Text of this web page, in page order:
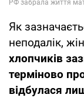
Як
неподалік,
хлопчиків
терміново
відбулася